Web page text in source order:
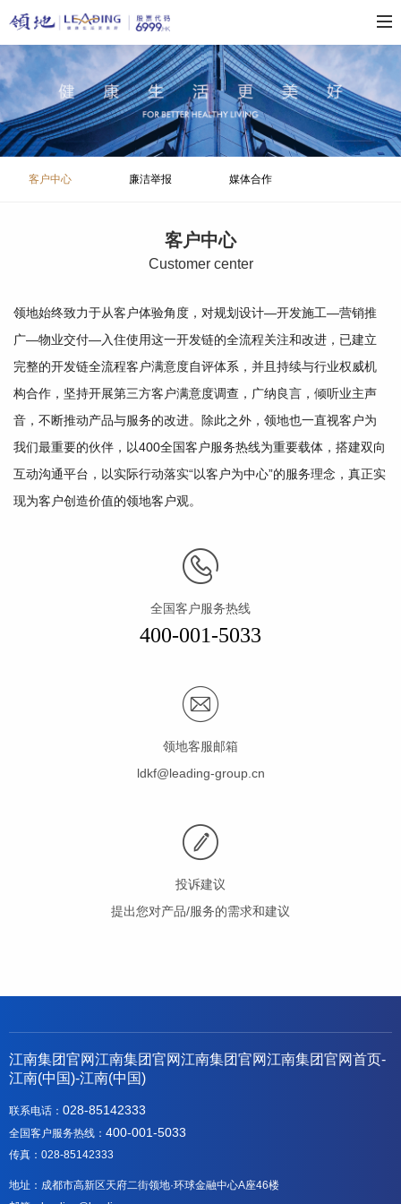
客户中心 廉洁举报 媒体合作
客户中心
Customer center
领地始终致力于从客户体验角度，对规划设计—开发施工—营销推
广—物业交付—入住使用这一开发链的全流程关注和改进，已建立
完整的开发链全流程客户满意度自评体系，并且持续与行业权威机
构合作，坚持开展第三方客户满意度调查，广纳良言，倾听业主声
音，不断推动产品与服务的改进。除此之外，领地也一直视客户为
我们最重要的伙伴，以400全国客户服务热线为重要载体，搭建双向
互动沟通平台，以实际行动落实“以客户为中心”的服务理念，真正实
现为客户创造价值的领地客户观。
全国客户服务热线
400-001-5033
领地客服邮箱
ldkf@leading-group.cn
投诉建议
提出您对产品/服务的需求和建议
江南集团官网江南集团官网江南集团官网江南集团官网首页-
江南(中国)-江南(中国)
联系电话： 028-85142333
全国客户服务热线： 400-001-5033
传真：028-85142333
地址：成都市高新区天府二街领地·环球金融中心A座46楼